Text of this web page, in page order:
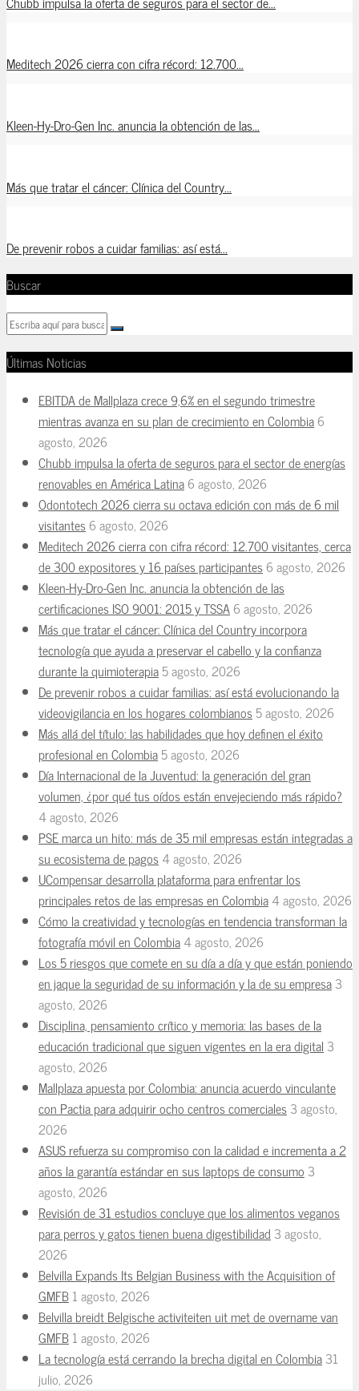
Meditech 2026 cierra con cifra récord: 12.700...
Kleen-Hy-Dro-Gen Inc. anuncia la obtención de las...
Más que tratar el cáncer: Clínica del Country...
De prevenir robos a cuidar familias: así está...
Buscar
Últimas Noticias
EBITDA de Mallplaza crece 9,6% en el segundo trimestre
mientras avanza en su plan de crecimiento en Colombia6
agosto, 2026
Chubb impulsa la oferta de seguros para el sector de energías
renovables en América Latina6 agosto, 2026
Odontotech 2026 cierra su octava edición con más de 6 mil
visitantes6 agosto, 2026
Meditech 2026 cierra con cifra récord: 12.700 visitantes, cerca
de 300 expositores y 16 países participantes6 agosto, 2026
Kleen-Hy-Dro-Gen Inc. anuncia la obtención de las
certificaciones ISO 9001: 2015 y TSSA6 agosto, 2026
Más que tratar el cáncer: Clínica del Country incorpora
tecnología que ayuda a preservar el cabello y la confianza
durante la quimioterapia5 agosto, 2026
De prevenir robos a cuidar familias: así está evolucionando la
videovigilancia en los hogares colombianos5 agosto, 2026
Más allá del título: las habilidades que hoy definen el éxito
profesional en Colombia5 agosto, 2026
Día Internacional de la Juventud: la generación del gran
volumen, ¿por qué tus oídos están envejeciendo más rápido?
4 agosto, 2026
PSE marca un hito: más de 35 mil empresas están integradas a
su ecosistema de pagos4 agosto, 2026
UCompensar desarrolla plataforma para enfrentar los
principales retos de las empresas en Colombia4 agosto, 2026
Cómo la creatividad y tecnologías en tendencia transforman la
fotografía móvil en Colombia4 agosto, 2026
Los 5 riesgos que comete en su día a día y que están poniendo
en jaque la seguridad de su información y la de su empresa3
agosto, 2026
Disciplina, pensamiento crítico y memoria: las bases de la
educación tradicional que siguen vigentes en la era digital 3
agosto, 2026
Mallplaza apuesta por Colombia: anuncia acuerdo vinculante
con Pactia para adquirir ocho centros comerciales3 agosto,
2026
ASUS refuerza su compromiso con la calidad e incrementa a 2
años la garantía estándar en sus laptops de consumo 3
agosto, 2026
Revisión de 31 estudios concluye que los alimentos veganos
para perros y gatos tienen buena digestibilidad 3 agosto,
2026
Belvilla Expands Its Belgian Business with the Acquisition of
GMFB1 agosto, 2026
Belvilla breidt Belgische activiteiten uit met de overname van
GMFB1 agosto, 2026
La tecnología está cerrando la brecha digital en Colombia31
julio, 2026